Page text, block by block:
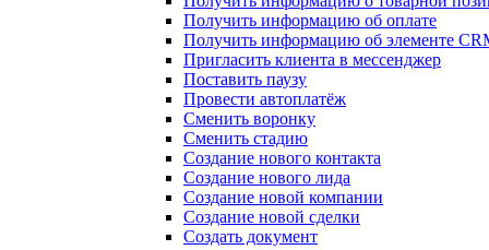
Получить информацию об оплате
Получить информацию об элементе
Пригласить клиента в мессенджер
Поставить паузу
Провести автоплатёж
Сменить воронку
Сменить стадию
Создание нового контакта
Создание нового лида
Создание новой компании
Создание новой сделки
Создать документ